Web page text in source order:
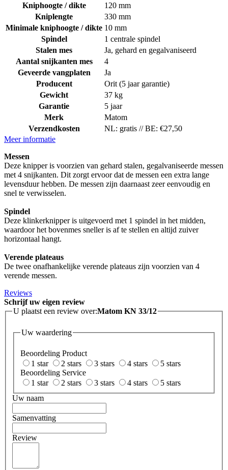
Kniphoogte / dikte
120 mm
Kniplengte
330 mm
Minimale kniphoogte / dikte 10 mm
Spindel
1 centrale spindel
Stalen mes
Ja, gehard en gegalvaniseerd
Aantal snijkanten mes
4
Geveerde vangplaten
Ja
Producent
Orit (5 jaar garantie)
Gewicht
37 kg
Garantie
5 jaar
Merk
Matom
Verzendkosten
NL: gratis // BE: €27,50
Meer informatie
Messen
Deze knipper is voorzien van gehard stalen, gegalvaniseerde messen
met 4 snijkanten. Dit zorgt ervoor dat de messen een extra lange
levensduur hebben. De messen zijn daarnaast zeer eenvoudig en
snel te verwisselen.
Spindel
Deze klinkerknipper is uitgevoerd met 1 spindel in het midden,
waardoor het bovenmes sneller is af te stellen en altijd zuiver
horizontaal hangt.
Verende plateaus
De twee onafhankelijke verende plateaus zijn voorzien van 4
verende messen.
Reviews
Schrijf uw eigen review
U plaatst een review over:Matom KN 33/12
Uw waardering
Beoordeling Product
1 star
2 stars 3 stars 4 stars
5 stars
Beoordeling Service
1 star
2 stars 3 stars 4 stars
5 stars
Uw naam
Samenvatting
Review